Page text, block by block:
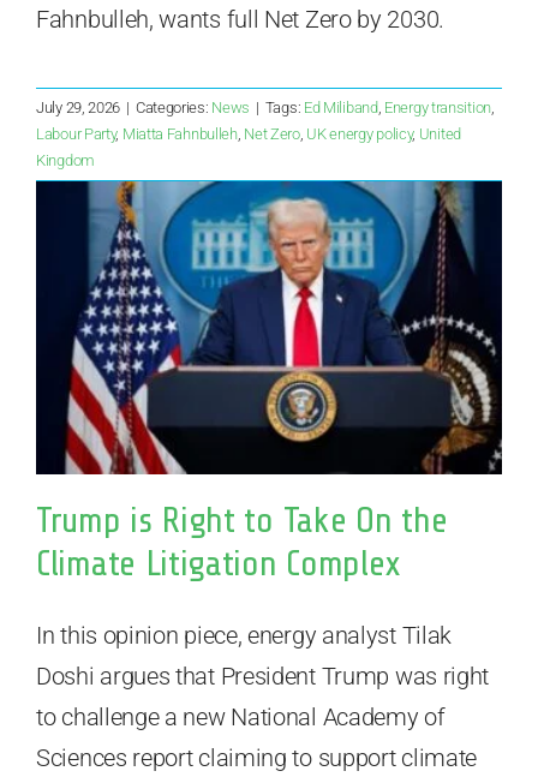
Fahnbulleh, wants full Net Zero by 2030.
July 29, 2026 | Categories: News | Tags: Ed Miliband, Energy transition,
Labour Party, Miatta Fahnbulleh, Net Zero, UK energy policy, United
Kingdom
Trump is Right to Take On the
Climate Litigation Complex
In this opinion piece, energy analyst Tilak
Doshi argues that President Trump was right
to challenge a new National Academy of
Sciences report claiming to support climate